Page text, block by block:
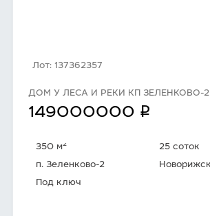
Лот: 137362357
ДОМ У ЛЕСА И РЕКИ КП ЗЕЛЕНКОВО-2
149000000 q
350 м2
25 соток
п. Зеленково-2
Под ключ